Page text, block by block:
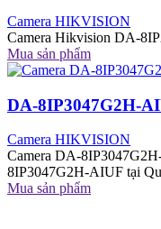
Camera HIKVISION
Camera Hikvision DA-
Mua sản phẩm
DA-8IP3047G2H-
Camera HIKVISION
Camera DA-
8IP3047G2H-AIUF tại
Mua sản phẩm